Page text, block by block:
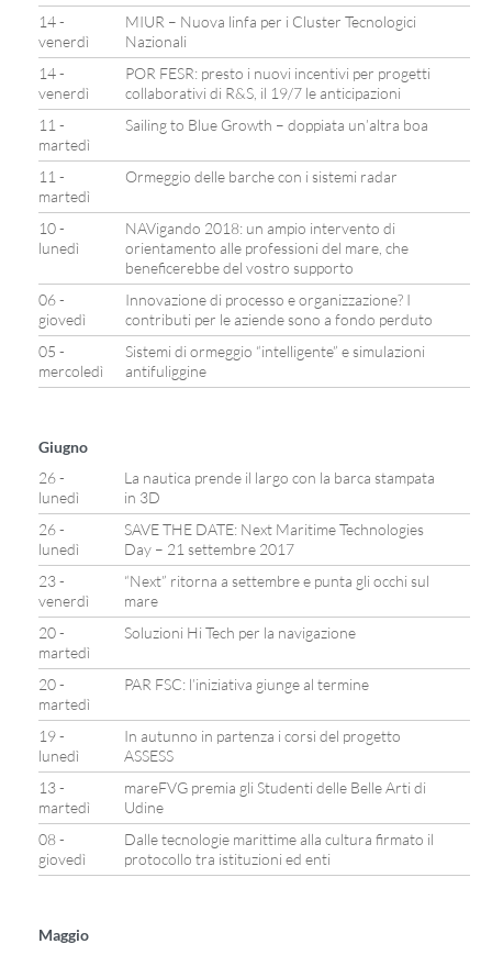
14 -
venerdì
MIUR – Nuova linfa per i Cluster Tecnologici
Nazionali
14 -
venerdì
POR FESR: presto i nuovi incentivi per progetti
collaborativi di R&S, il 19/7 le anticipazioni
11 -
martedì
Sailing to Blue Growth – doppiata un’altra boa
11 -
martedì
Ormeggio delle barche con i sistemi radar
10 -
lunedì
NAVigando 2018: un ampio intervento di
orientamento alle professioni del mare, che
beneficerebbe del vostro supporto
06 -
giovedì
Innovazione di processo e organizzazione? I
contributi per le aziende sono a fondo perduto
05 -
mercoledì
Sistemi di ormeggio “intelligente” e simulazioni
antifuliggine
Giugno
26 -
lunedì
La nautica prende il largo con la barca stampata
in 3D
26 -
lunedì
SAVE THE DATE: Next Maritime Technologies
Day – 21 settembre 2017
23 -
venerdì
“Next” ritorna a settembre e punta gli occhi sul
mare
20 -
martedì
Soluzioni Hi Tech per la navigazione
20 -
martedì
PAR FSC: l’iniziativa giunge al termine
19 -
lunedì
In autunno in partenza i corsi del progetto
ASSESS
13 -
martedì
mareFVG premia gli Studenti delle Belle Arti di
Udine
08 -
giovedì
Dalle tecnologie marittime alla cultura firmato il
protocollo tra istituzioni ed enti
Maggio